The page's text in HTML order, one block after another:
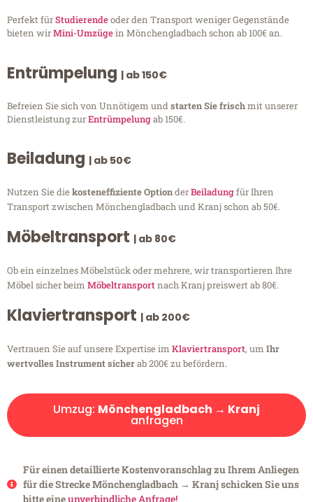
Perfekt fürStudierendeoder den Transport weniger Gegenstände
bieten wirMini-Umzügein Mönchengladbach schon ab 100€ an.
Entrümpelung | ab 150€
Befreien Sie sich von Unnötigem undstarten Sie frischmit unserer
Dienstleistung zurEntrümpelungab 150€.
Beiladung | ab 50€
Nutzen Sie diekosteneffiziente OptionderBeiladungfür Ihren
Transport zwischen Mönchengladbach und Kranj schon ab 50€.
Möbeltransport | ab 80€
Ob ein einzelnes Möbelstück oder mehrere, wir transportieren Ihre
Möbel sicher beim Möbeltransportnach Kranj preiswert ab 80€.
Klaviertransport | ab 200€
Vertrauen Sie auf unsere Expertise im Klaviertransport, um Ihr
wertvolles Instrument sicherab 200€ zu befördern.
Umzug: Mönchengladbach → Kranj
anfragen
Für einen detaillierte Kostenvoranschlag zu Ihrem Anliegen
für die Strecke Mönchengladbach → Kranj schicken Sie uns
bitte eineunverbindliche Anfrage!